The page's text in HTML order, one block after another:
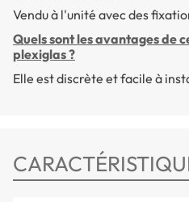
Vendu à l'unité avec des
Quels sont les avantages de
plexiglas ?
Elle est discrète et facile à